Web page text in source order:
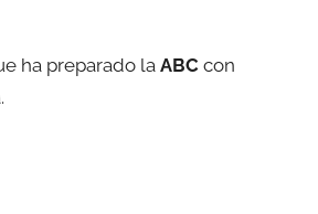
ha preparado la ABC con